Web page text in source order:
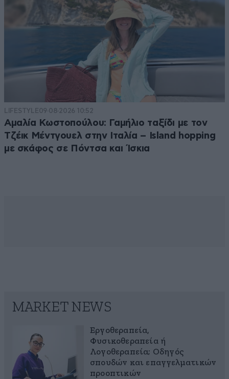
LIFESTYLE09·08·2026 10:52
Αμαλία Κωστοπούλου: Γαμήλιο ταξίδι με τον
Τζέικ Μέντγουελ στην Ιταλία – Island hopping
με σκάφος σε Πόντσα και Ίσκια
MARKET NEWS
Εργοθεραπεία,
Φυσικοθεραπεία ή
Λογοθεραπεία; Οδηγός
σπουδών και επαγγελματικών
προοπτικών